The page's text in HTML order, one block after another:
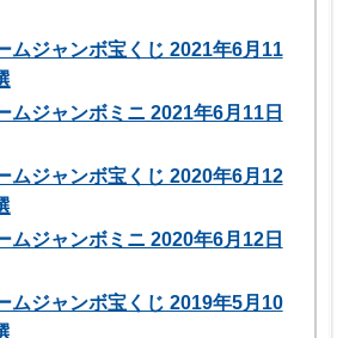
ムジャンボ宝くじ 2021年6月11
ムジャンボミニ 2021年6月11日
ムジャンボ宝くじ 2020年6月12
ムジャンボミニ 2020年6月12日
ムジャンボ宝くじ 2019年5月10